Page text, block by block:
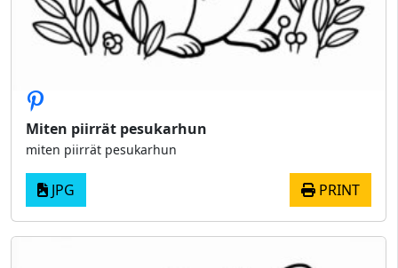
Miten piirrät pesukarhun
miten piirrät pesukarhun
JPG PRINT